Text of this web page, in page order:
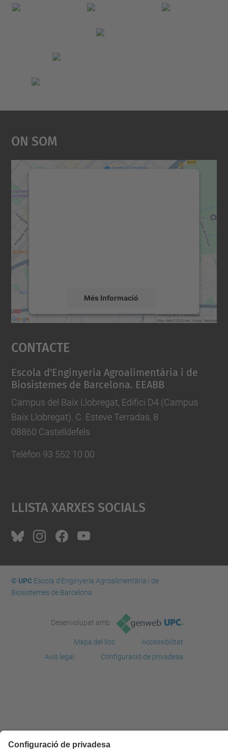
On Som
Més Informació
Accepta
powered by
Contacte
Escola d'Enginyeria Agroalimentària i de
Biosistemes de Barcelona. EEABB
Campus del Baix Llobregat, Edifici D4 (Campus
Baix Llobregat). C. Esteve Terradas, 8
08860 Castelldefels
Telèfon 93 552 10 00
Llista Xarxes Socials
© UPCEscola d'Enginyeria Agroalimentària i de
Biosistemes de Barcelona
Desenvolupat amb
Mapa del lloc
Accessibilitat
Avís legal
Configuració de privadesa